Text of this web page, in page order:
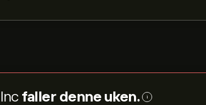
faller denne uken. i